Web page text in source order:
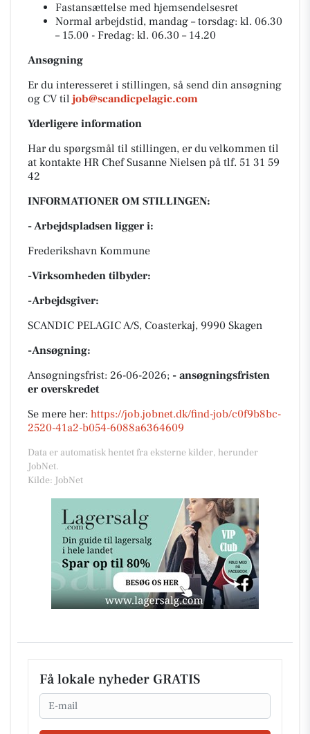
Fastansættelse med hjemsendelsesret
Normal arbejdstid, mandag – torsdag: kl. 06.30
– 15.00 - Fredag: kl. 06.30 – 14.20
Ansøgning
Er du interesseret i stillingen, så send din ansøgning
og CV til job@scandicpelagic.com
Yderligere information
Har du spørgsmål til stillingen, er du velkommen til
at kontakte HR Chef Susanne Nielsen på tlf. 51 31 59
42
INFORMATIONER OM STILLINGEN:
- Arbejdspladsen ligger i:
Frederikshavn Kommune
-Virksomheden tilbyder:
-Arbejdsgiver:
SCANDIC PELAGIC A/S, Coasterkaj, 9990 Skagen
-Ansøgning:
Ansøgningsfrist: 26-06-2026; - ansøgningsfristen
er overskredet
Se mere her: https://job.jobnet.dk/find-job/c0f9b8bc-
2520-41a2-b054-6088a6364609
Data er automatisk hentet fra eksterne kilder, herunder
JobNet.
Kilde: JobNet
Få lokale nyheder GRATIS
Email